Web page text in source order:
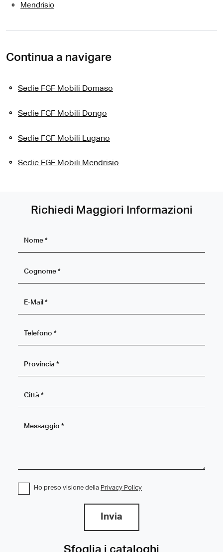
Mendrisio
Continua a navigare
Sedie FGF Mobili Domaso
Sedie FGF Mobili Dongo
Sedie FGF Mobili Lugano
Sedie FGF Mobili Mendrisio
Richiedi Maggiori Informazioni
Ho preso visione della Privacy Policy
Invia